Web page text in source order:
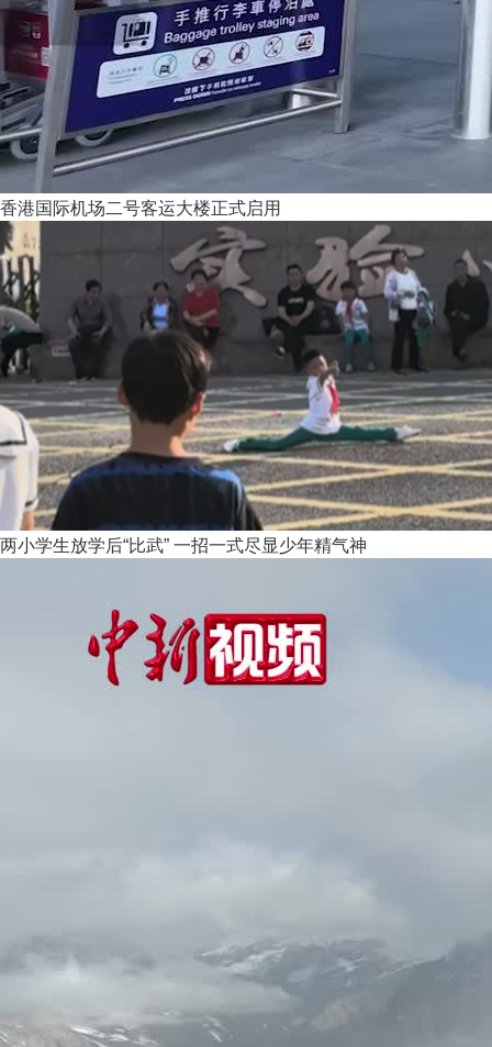
香港国际机场二号客运大楼正式启用
两小学生放学后“比武” 一招一式尽显少年精气神